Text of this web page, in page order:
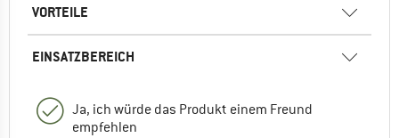
VORTEILE
EINSATZBEREICH
Ja, ich würde das Produkt einem Freund
empfehlen